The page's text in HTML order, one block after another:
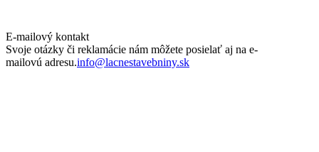
E-mailový kontakt
Svoje otázky či reklamácie nám môžete posielať aj na e-
mailovú adresu.info@lacnestavebniny.sk